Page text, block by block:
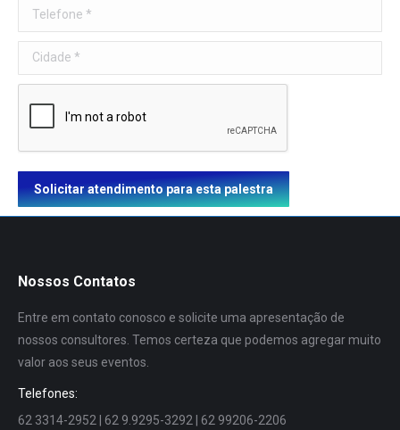
Telefone *
Cidade *
Solicitar atendimento para esta palestra
Nossos Contatos
Entre em contato conosco e solicite uma apresentação de
nossos consultores. Temos certeza que podemos agregar muito
valor aos seus eventos.
Telefones:
62 3314-2952 | 62 9.9295-3292 | 62 99206-2206